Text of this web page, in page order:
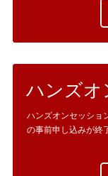
ハンズオ
ハンズオンセッショ
の事前申し込みが終